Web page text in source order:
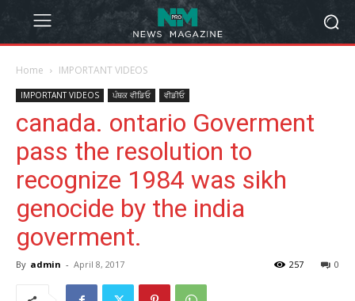
Home IMPORTANT VIDEOS
IMPORTANT VIDEOS ਪੰਥਕ ਵੀਡਿਓ ਵੀਡੀਓ
canada. ontario Goverment
pass the resolution to
recognize 1984 was sikh
genocide by the india
goverment.
By admin - April 8, 2017 0
257